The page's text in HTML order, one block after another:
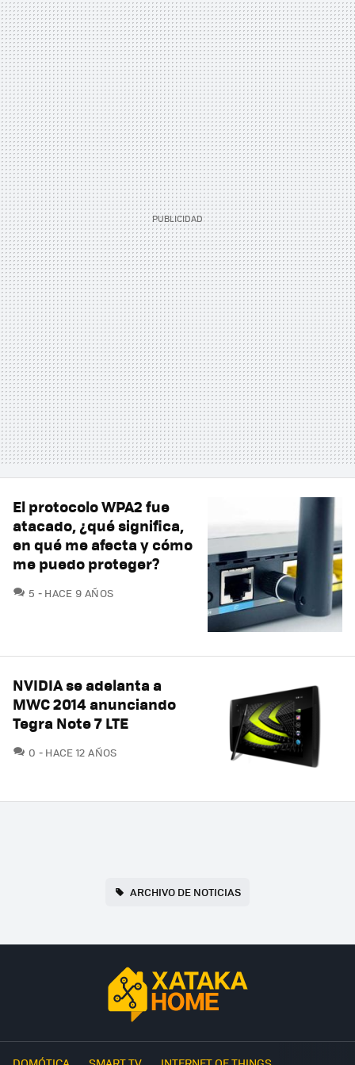
El protocolo WPA2 fue
atacado, ¿qué significa,
en qué me afecta y cómo
me puedo proteger?
5 COMENTARIOS
HACE 9 AÑOS
NVIDIA se adelanta a
MWC 2014 anunciando
Tegra Note 7 LTE
0 COMENTARIOS
HACE 12 AÑOS
ARCHIVO DE NOTICIAS